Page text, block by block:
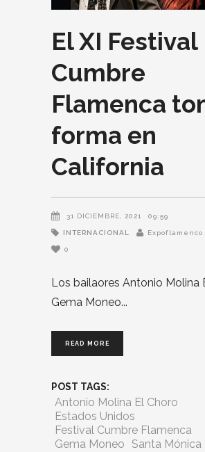
El XI Festival
Cumbre
Flamenca
forma en
California
31 DICIEMBRE, 2021 09:59
INTERNACIONAL Expoflamenco
0
Los bailaores Antonio Molina
Gema Moneo
READ MORE
POST TAGS:
Antonio Molina El Choro
Estados Unidos
Festival Cumbre Flamenca
Gema Moneo Santa Mónica